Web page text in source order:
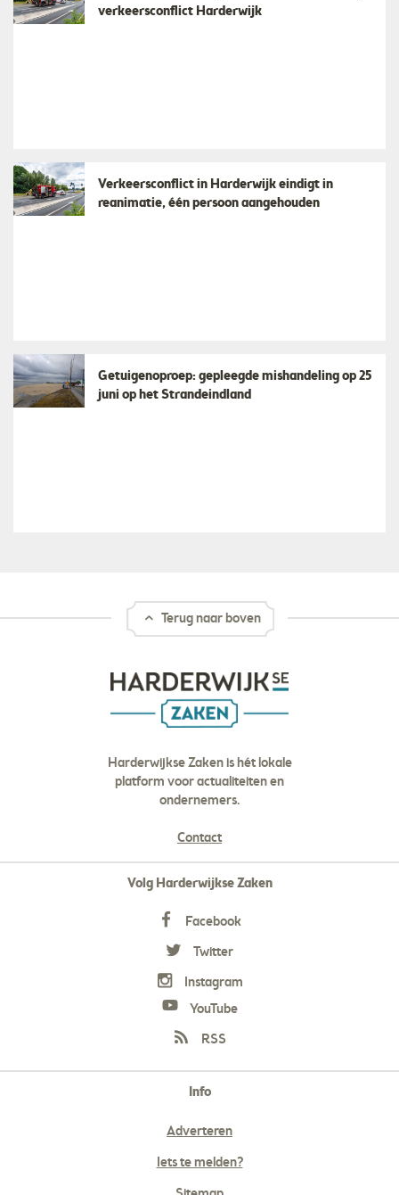
verkeersconflict Harderwijk
Verkeersconflict in Harderwijk eindigt in
reanimatie, één persoon aangehouden
Getuigenoproep: gepleegde mishandeling op 25
juni op het Strandeindland
Terug naar boven
Harderwijkse Zaken is hét lokale
platform voor actualiteiten en
ondernemers.
Contact
Volg Harderwijkse Zaken
Facebook
Twitter
Instagram
YouTube
RSS
Info
Adverteren
Iets te melden?